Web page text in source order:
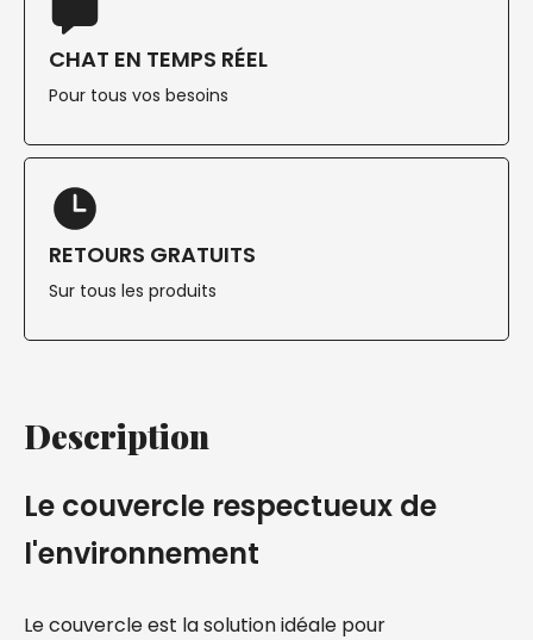
CHAT EN TEMPS RÉEL
Pour tous vos besoins
RETOURS GRATUITS
Sur tous les produits
Description
Le couvercle respectueux de
l'environnement
Le couvercle est la solution idéale pour